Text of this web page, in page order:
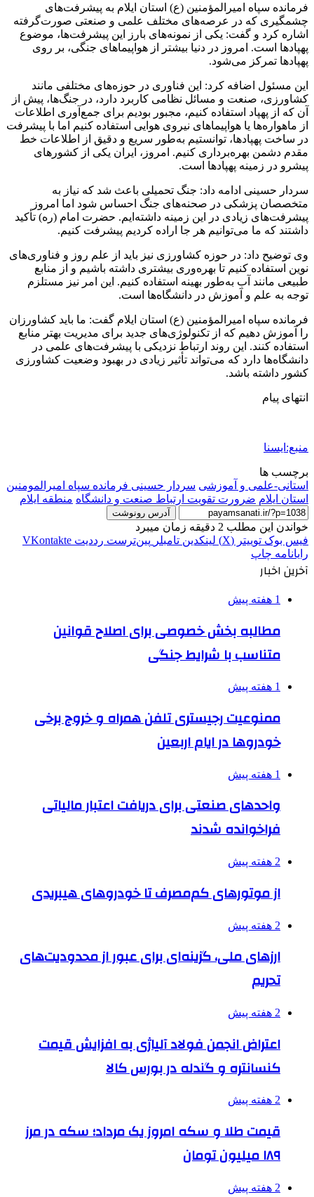
فرمانده سپاه امیرالمؤمنین (ع) استان ایلام به پیشرفت‌های
چشمگیری که در عرصه‌های مختلف علمی و صنعتی صورت‌گرفته
اشاره کرد و گفت: یکی از نمونه‌های بارز این پیشرفت‌ها، موضوع
پهپادها است. امروز در دنیا بیشتر از هواپیماهای جنگی، بر روی
پهپادها تمرکز می‌شود.
این مسئول اضافه کرد: این فناوری در حوزه‌های مختلفی مانند
کشاورزی، صنعت و مسائل نظامی کاربرد دارد، در جنگ‌ها، پیش از
آن که از پهپاد استفاده کنیم، مجبور بودیم برای جمع‌آوری اطلاعات
از ماهواره‌ها یا هواپیماهای نیروی هوایی استفاده کنیم اما با پیشرفت
در ساخت پهپادها، توانستیم به‌طور سریع و دقیق از اطلاعات خط
مقدم دشمن بهره‌برداری کنیم. امروز، ایران یکی از کشورهای
پیشرو در زمینه پهپادها است.
سردار حسینی ادامه داد: جنگ تحمیلی باعث شد که نیاز به
متخصصان پزشکی در صحنه‌های جنگ احساس شود اما امروز
پیشرفت‌های زیادی در این زمینه داشته‌ایم. حضرت امام (ره) تأکید
داشتند که ما می‌توانیم هر جا اراده کردیم پیشرفت کنیم.
وی توضیح داد: در حوزه کشاورزی نیز باید از علم روز و فناوری‌های
نوین استفاده کنیم تا بهره‌وری بیشتری داشته باشیم و از منابع
طبیعی مانند آب به‌طور بهینه استفاده کنیم. این امر نیز مستلزم
توجه به علم و آموزش در دانشگاه‌ها است.
فرمانده سپاه امیرالمؤمنین (ع) استان ایلام گفت: ما باید کشاورزان
را آموزش دهیم که از تکنولوژی‌های جدید برای مدیریت بهتر منابع
استفاده کنند. این روند ارتباط نزدیکی با پیشرفت‌های علمی در
دانشگاه‌ها دارد که می‌تواند تأثیر زیادی در بهبود وضعیت کشاورزی
کشور داشته باشد.
انتهای پیام
منبع:ایسنا
برچسب ها
استانی-علمی و آموزشی سردار حسینی فرمانده سپاه امیرالمومنین
استان ایلام ضرورت تقویت ارتباط صنعت و دانشگاه منطقه ایلام
آدرس رونوشت
خواندن این مطلب 2 دقیقه زمان میبرد
فیس بوک توییتر (X) لینکدین ‫تامبلر ‫پین‌ترست ‫رددیت ‫VKontakte
رایانامه چاپ
آخرین اخبار
1 هفته پیش
مطالبه بخش خصوصی برای اصلاح قوانین
متناسب با شرایط جنگی
1 هفته پیش
ممنوعیت رجیستری تلفن همراه و خروج برخی
خودروها در ایام اربعین
1 هفته پیش
واحدهای صنعتی برای دریافت اعتبار مالیاتی
فراخوانده شدند
2 هفته پیش
از موتورهای کم‌مصرف تا خودروهای هیبریدی
2 هفته پیش
ارزهای ملی، گزینه‌ای برای عبور از محدودیت‌های
تحریم
2 هفته پیش
اعتراض انجمن فولاد آلیاژی به افزایش قیمت
کنسانتره و گندله در بورس کالا
2 هفته پیش
قیمت طلا و سکه امروز یک مرداد؛ سکه در مرز
۱۸۹ میلیون تومان
2 هفته پیش